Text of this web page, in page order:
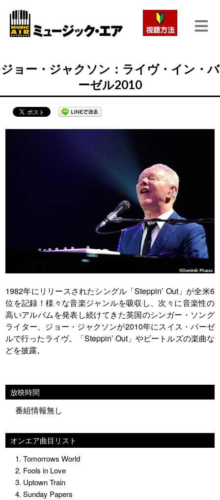
ジョー・ジャクソン：ライヴ・イン・バ
ーゼル2010
1982年にリリースされたシングル「Steppin’ Out」が全米6
位を記録！様々な音楽ジャンルを吸収し、次々に音楽性の
高いアルバムを発表し続けてきた英国のシンガー・ソング
ライター、ジョー・ジャクソンが2010年にスイス・バーゼ
ルで行ったライヴ。「Steppin’ Out」やビートルズの楽曲な
どを披露。
放映時間
番組情報無し
オンエア曲目リスト
1. Tomorrows World
2. Fools in Love
3. Uptown Train
4. Sunday Papers